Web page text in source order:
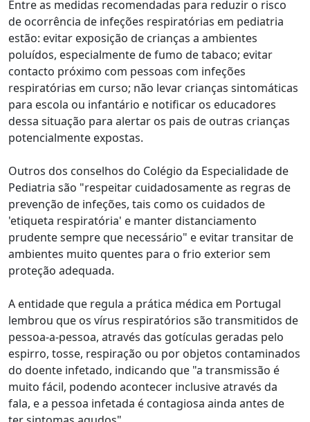
Entre as medidas recomendadas para reduzir o risco
de ocorrência de infeções respiratórias em pediatria
estão: evitar exposição de crianças a ambientes
poluídos, especialmente de fumo de tabaco; evitar
contacto próximo com pessoas com infeções
respiratórias em curso; não levar crianças sintomáticas
para escola ou infantário e notificar os educadores
dessa situação para alertar os pais de outras crianças
potencialmente expostas.
Outros dos conselhos do Colégio da Especialidade de
Pediatria são "respeitar cuidadosamente as regras de
prevenção de infeções, tais como os cuidados de
'etiqueta respiratória' e manter distanciamento
prudente sempre que necessário" e evitar transitar de
ambientes muito quentes para o frio exterior sem
proteção adequada.
A entidade que regula a prática médica em Portugal
lembrou que os vírus respiratórios são transmitidos de
pessoa-a-pessoa, através das gotículas geradas pelo
espirro, tosse, respiração ou por objetos contaminados
do doente infetado, indicando que "a transmissão é
muito fácil, podendo acontecer inclusive através da
fala, e a pessoa infetada é contagiosa ainda antes de